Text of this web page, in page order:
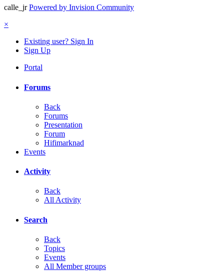
calle_jr Powered by Invision Community
×
Existing user? Sign In
Sign Up
Portal
Forums
Back
Forums
Presentation
Forum
Hifimarknad
Events
Activity
Back
All Activity
Search
Back
Topics
Events
All Member groups